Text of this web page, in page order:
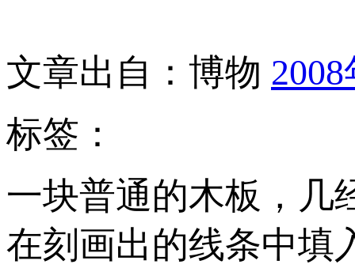
文章出自：博物
标签：
一块普通的木板，几
在刻画出的线条中填